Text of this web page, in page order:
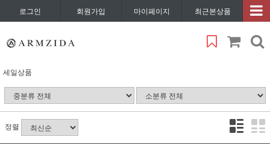
로그인 회원가입 마이페이지 최근본상품
세일상품
정렬